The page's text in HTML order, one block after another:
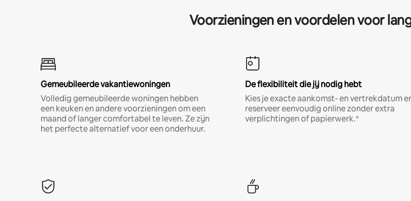
Voorzieningen en voordelen voor
Gemeubileerde vakantiewoningen
Volledig gemeubileerde woningen hebben
een keuken en andere voorzieningen om een
maand of langer comfortabel te leven. Ze zijn
het perfecte alternatief voor een onderhuur.
De flexibiliteit die jij nodig hebt
Kies je exacte aankomst- en vertrekdatum
reserveer eenvoudig online zonder extra
verplichtingen of papierwerk.*